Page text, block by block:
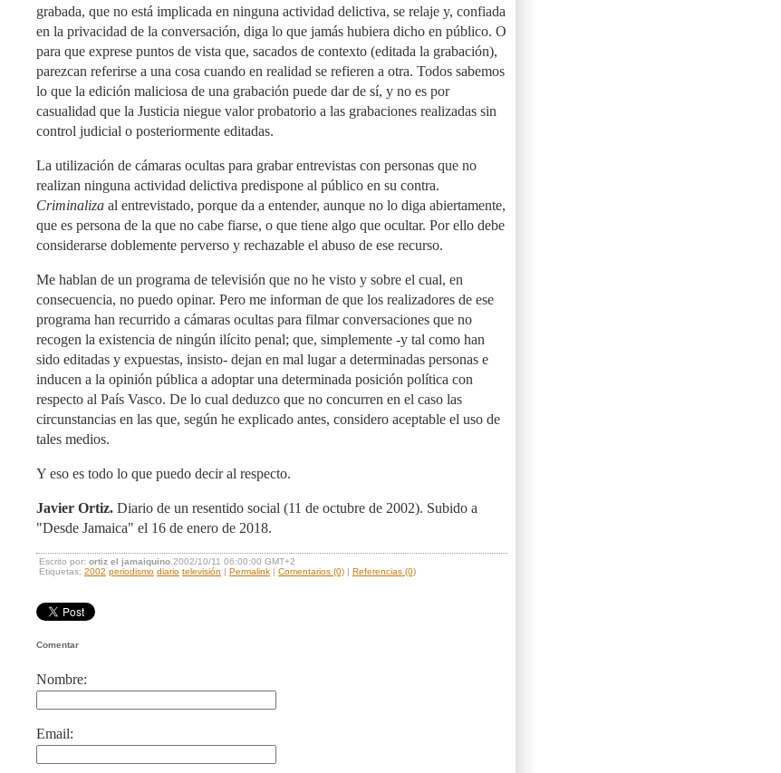
grabada, que no está implicada en ninguna actividad delictiva, se relaje y, confiada
en la privacidad de la conversación, diga lo que jamás hubiera dicho en público. O
para que exprese puntos de vista que, sacados de contexto (editada la grabación),
parezcan referirse a una cosa cuando en realidad se refieren a otra. Todos sabemos
lo que la edición maliciosa de una grabación puede dar de sí, y no es por
casualidad que la Justicia niegue valor probatorio a las grabaciones realizadas sin
control judicial o posteriormente editadas.
La utilización de cámaras ocultas para grabar entrevistas con personas que no
realizan ninguna actividad delictiva predispone al público en su contra.
Criminaliza al entrevistado, porque da a entender, aunque no lo diga abiertamente,
que es persona de la que no cabe fiarse, o que tiene algo que ocultar. Por ello debe
considerarse doblemente perverso y rechazable el abuso de ese recurso.
Me hablan de un programa de televisión que no he visto y sobre el cual, en
consecuencia, no puedo opinar. Pero me informan de que los realizadores de ese
programa han recurrido a cámaras ocultas para filmar conversaciones que no
recogen la existencia de ningún ilícito penal; que, simplemente -y tal como han
sido editadas y expuestas, insisto- dejan en mal lugar a determinadas personas e
inducen a la opinión pública a adoptar una determinada posición política con
respecto al País Vasco. De lo cual deduzco que no concurren en el caso las
circunstancias en las que, según he explicado antes, considero aceptable el uso de
tales medios.
Y eso es todo lo que puedo decir al respecto.
Javier Ortiz. Diario de un resentido social (11 de octubre de 2002). Subido a
"Desde Jamaica" el 16 de enero de 2018.
Escrito por: ortiz el jamaiquino .2002/10/11 06:00:00 GMT+2
Etiquetas: 2002 periodismo diario televisión | Permalink | Comentarios (0) | Referencias (0)
Comentar
Nombre:
Email: